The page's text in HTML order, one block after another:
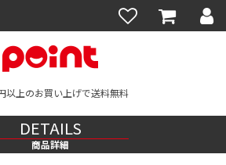
以上のお買い上げで送料無料
DETAILS
商品詳細